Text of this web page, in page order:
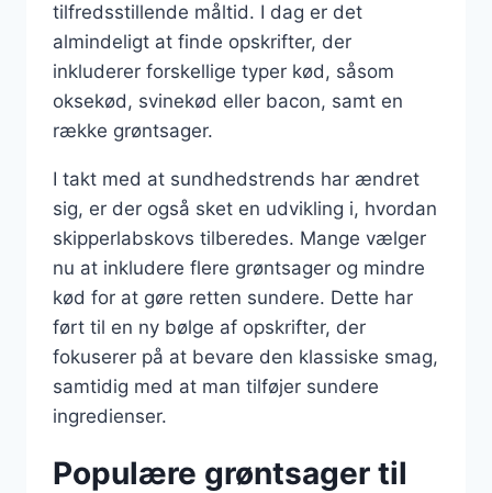
tilfredsstillende måltid. I dag er det
almindeligt at finde opskrifter, der
inkluderer forskellige typer kød, såsom
oksekød, svinekød eller bacon, samt en
række grøntsager.
I takt med at sundhedstrends har ændret
sig, er der også sket en udvikling i, hvordan
skipperlabskovs tilberedes. Mange vælger
nu at inkludere flere grøntsager og mindre
kød for at gøre retten sundere. Dette har
ført til en ny bølge af opskrifter, der
fokuserer på at bevare den klassiske smag,
samtidig med at man tilføjer sundere
ingredienser.
Populære grøntsager til